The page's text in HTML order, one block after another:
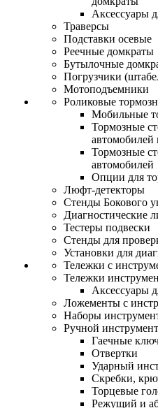
Аксессуары
Траверсы
Подставки осевые
Реечные домкраты
Бутылочные
Погрузчики
Мотоподъемники
Роликовые
Мобильные
Тормозные
автомобилей
Тормозные
автомобилей
Опции для
Люфт-детекторы
Стенды Бокового
Диагностические
Тестеры подвески
Стенды для
Установки для
Тележки с
Тележки
Аксессуары
Ложементы с
Наборы
Ручной инструмент
Гаечные
Отвертки
Ударный
Скребки,
Торцевые
Режущий и